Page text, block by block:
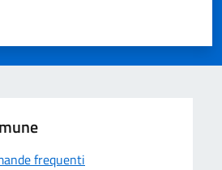
5 stelle su 5
su 5
su 5
frequenti